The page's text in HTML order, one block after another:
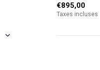
€895,00
Taxes incluses